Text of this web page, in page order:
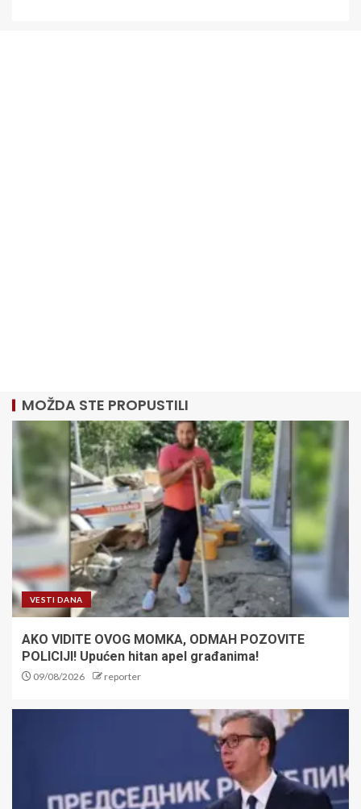
MOŽDA STE PROPUSTILI
VESTI DANA
AKO VIDITE OVOG MOMKA, ODMAH POZOVITE
POLICIJI! Upućen hitan apel građanima!
09/08/2026 reporter